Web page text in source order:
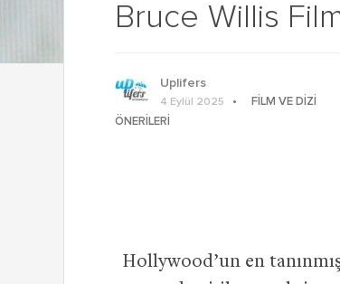
Bruce Willis
Uplifers
4 Eylül 2025
FILM VE DIZI
ÖNERILERI
Hollywood’un en